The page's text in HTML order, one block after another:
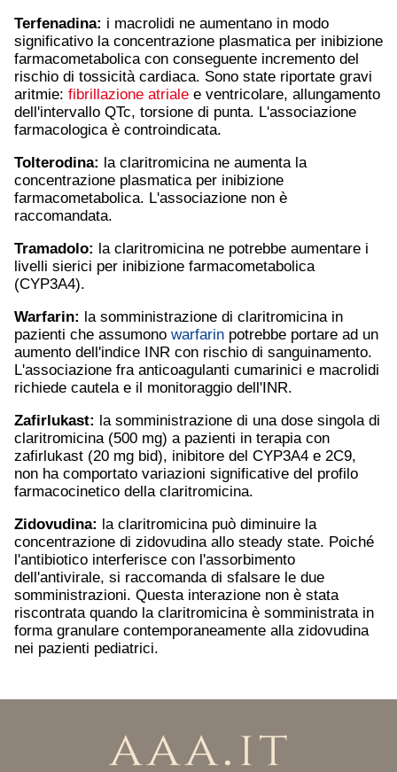
Terfenadina: i macrolidi ne aumentano in modo
significativo la concentrazione plasmatica per inibizione
farmacometabolica con conseguente incremento del
rischio di tossicità cardiaca. Sono state riportate gravi
aritmie: fibrillazione atriale e ventricolare, allungamento
dell'intervallo QTc, torsione di punta. L'associazione
farmacologica è controindicata.
Tolterodina: la claritromicina ne aumenta la
concentrazione plasmatica per inibizione
farmacometabolica. L'associazione non è
raccomandata.
Tramadolo: la claritromicina ne potrebbe aumentare i
livelli sierici per inibizione farmacometabolica
(CYP3A4).
Warfarin: la somministrazione di claritromicina in
pazienti che assumono warfarin potrebbe portare ad un
aumento dell'indice INR con rischio di sanguinamento.
L'associazione fra anticoagulanti cumarinici e macrolidi
richiede cautela e il monitoraggio dell'INR.
Zafirlukast: la somministrazione di una dose singola di
claritromicina (500 mg) a pazienti in terapia con
zafirlukast (20 mg bid), inibitore del CYP3A4 e 2C9,
non ha comportato variazioni significative del profilo
farmacocinetico della claritromicina.
Zidovudina: la claritromicina può diminuire la
concentrazione di zidovudina allo steady state. Poiché
l'antibiotico interferisce con l'assorbimento
dell'antivirale, si raccomanda di sfalsare le due
somministrazioni. Questa interazione non è stata
riscontrata quando la claritromicina è somministrata in
forma granulare contemporaneamente alla zidovudina
nei pazienti pediatrici.